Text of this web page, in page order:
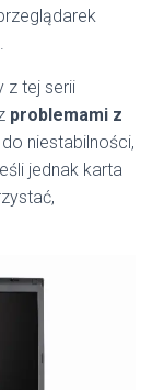
z tej serii
problemami z
niestabilności,
jednak karta